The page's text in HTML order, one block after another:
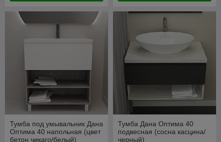
Тумба под умывальник Дана
Оптима 40 напольная (цвет
бетон чикаго/белый)
Тумба Дана Оптима 40
подвесная (сосна касцина/
черный)